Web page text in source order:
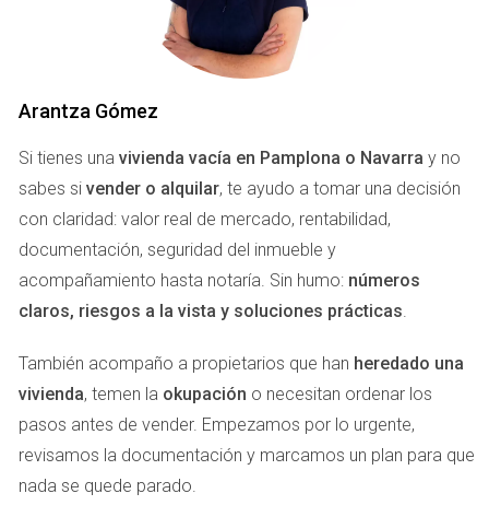
desde que lo heredaron hasta el momento de la
Este doble pago puede ser complicado si no se tiene un
buen asesoramiento. A menudo, los herederos subestiman
inesperados.
LLAMAR AHORA
Caso práctico 1: Herencia de un piso en
Pamplona
fallecimiento de su madre. Al hacer los cálculos, se dio
cuenta de que debía pagar más de 6,000 euros por la
Plusvalía al heredar. Sin embargo, cuando decidió venderlo
dos años después, el incremento de valor le obligó a
abonar otros 4,000 euros adicionales. Este fue un golpe
Arantza Gómez
Si tienes una vivienda vacía en Pamplona o Navarra y no
sabes si vender o alquilar, te ayudo a tomar una decisión
con claridad: valor real de mercado, rentabilidad,
documentación, seguridad del inmueble y
acompañamiento hasta notaría. Sin humo: números
claros, riesgos a la vista y soluciones prácticas.
También acompaño a propietarios que han heredado una
vivienda, temen la okupación o necesitan ordenar los
pasos antes de vender. Empezamos por lo urgente,
revisamos la documentación y marcamos un plan para que
nada se quede parado.